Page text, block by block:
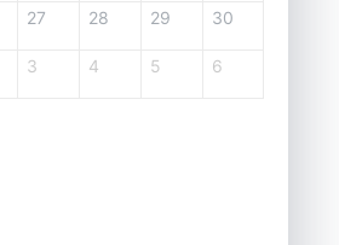
27 28 29 30
3 4 5 6